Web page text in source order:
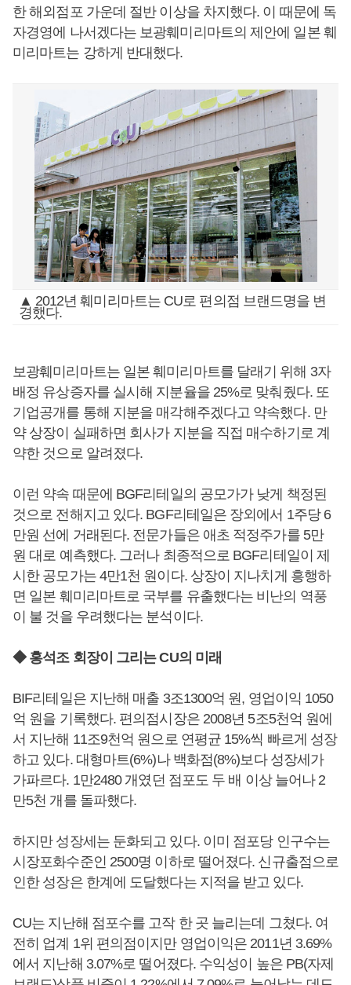
한 해외점포 가운데 절반 이상을 차지했다. 이 때문에 독
자경영에 나서겠다는 보광훼미리마트의 제안에 일본 훼
미리마트는 강하게 반대했다.
▲ 2012년 훼미리마트는 CU로 편의점 브랜드명을 변
경했다.
보광훼미리마트는 일본 훼미리마트를 달래기 위해 3자
배정 유상증자를 실시해 지분율을 25%로 맞춰줬다. 또
기업공개를 통해 지분을 매각해주겠다고 약속했다. 만
약 상장이 실패하면 회사가 지분을 직접 매수하기로 계
약한 것으로 알려졌다.
이런 약속 때문에 BGF리테일의 공모가가 낮게 책정된
것으로 전해지고 있다. BGF리테일은 장외에서 1주당 6
만원 선에 거래된다. 전문가들은 애초 적정주가를 5만
원 대로 예측했다. 그러나 최종적으로 BGF리테일이 제
시한 공모가는 4만1천 원이다. 상장이 지나치게 흥행하
면 일본 훼미리마트로 국부를 유출했다는 비난의 역풍
이 불 것을 우려했다는 분석이다.
◆ 홍석조 회장이 그리는 CU의 미래
BIF리테일은 지난해 매출 3조1300억 원, 영업이익 1050
억 원을 기록했다. 편의점시장은 2008년 5조5천억 원에
서 지난해 11조9천억 원으로 연평균 15%씩 빠르게 성장
하고 있다. 대형마트(6%)나 백화점(8%)보다 성장세가
가파르다. 1만2480 개였던 점포도 두 배 이상 늘어나 2
만5천 개를 돌파했다.
하지만 성장세는 둔화되고 있다. 이미 점포당 인구수는
시장포화수준인 2500명 이하로 떨어졌다. 신규출점으로
인한 성장은 한계에 도달했다는 지적을 받고 있다.
CU는 지난해 점포수를 고작 한 곳 늘리는데 그쳤다. 여
전히 업계 1위 편의점이지만 영업이익은 2011년 3.69%
에서 지난해 3.07%로 떨어졌다. 수익성이 높은 PB(자제